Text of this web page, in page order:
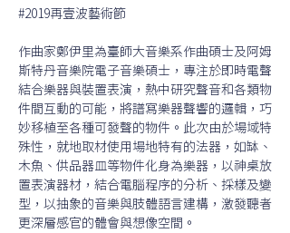
#2019再壹波藝術節
作曲家鄭伊里為臺師大音樂系作曲碩士及阿姆
斯特丹音樂院電子音樂碩士，專注於即時電聲
結合樂器與裝置表演，熱中研究聲音和各類物
件間互動的可能，將譜寫樂器聲響的邏輯，巧
妙移植至各種可發聲的物件。此次由於場域特
殊性，就地取材使用場地特有的法器，如缽、
木魚、供品器皿等物件化身為樂器，以神桌放
置表演器材，結合電腦程序的分析、採樣及變
型，以抽象的音樂與肢體語言建構，激發聽者
更深層感官的體會與想像空間。